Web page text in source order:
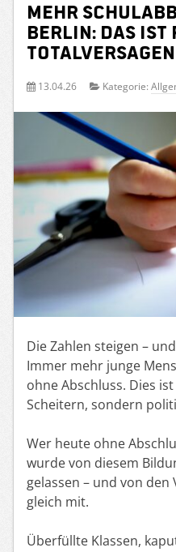
Mehr
Berlin: Das
Totalversagen
13.04.26 Kategorie:
Die Zahlen steigen –
Immer mehr junge
ohne Abschluss. Dies
Scheitern, sondern
Wer heute ohne
wurde von diesem
gelassen – und von
gleich mit.
Überfüllte Klassen,